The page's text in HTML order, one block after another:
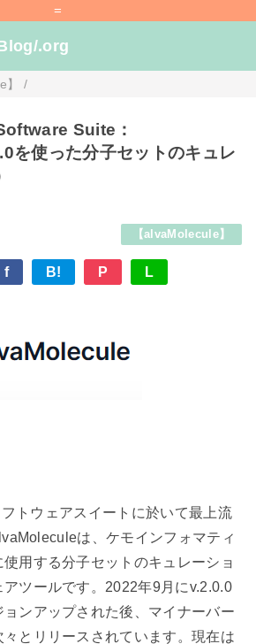
=
.org
/
Suite：
を使った分子セットのキュレ
【alvaMolecule】
f B! P L
トウェアスイートに於いて最上流
は、ケモインフォマティ
用する分子セットのキュレーショ
ツールです。 2022年9 月にv.2.0.0
ンアップされた後、マイナーバー
とリリースされています。現在は